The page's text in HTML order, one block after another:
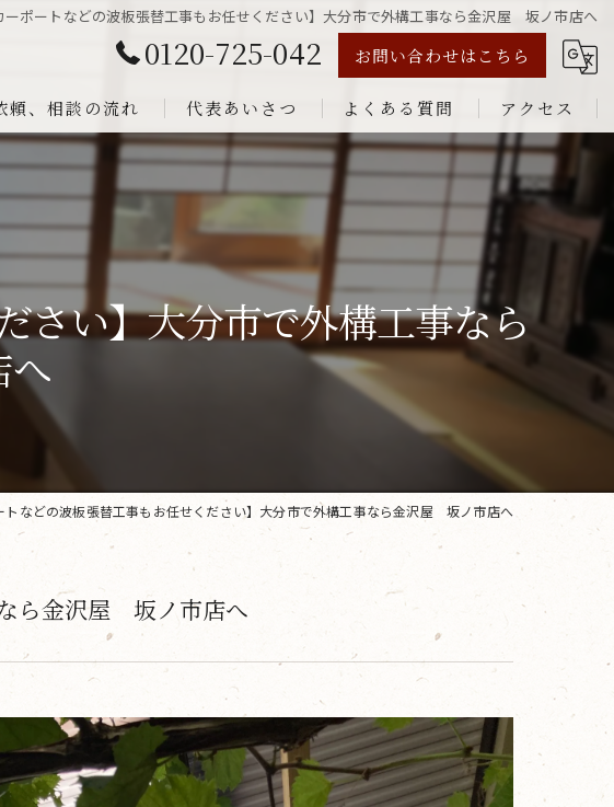
ーポートなどの波板張替工事もお任せください】大分市で外構工事なら金沢屋 坂ノ市店へ
0120-725-042 お問い合わせはこちら
頼、相談の流れ 代表あいさつ よくある質問 アクセス
さい】大分市で外構工事なら
トなどの波板張替工事もお任せください】大分市で外構工事なら金沢屋 坂ノ市店へ
ら金沢屋 坂ノ市店へ